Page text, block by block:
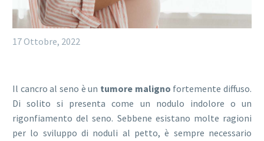
17 Ottobre, 2022
Il cancro al seno è un tumore maligno fortemente diffuso.
Di solito si presenta come un nodulo indolore o un
rigonfiamento del seno. Sebbene esistano molte ragioni
per lo sviluppo di noduli al petto, è sempre necessario